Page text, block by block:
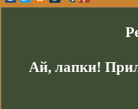
Ай, лапки!